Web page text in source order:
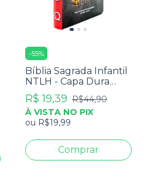
-55%
Bíblia Sagrada Infantil
NTLH - Capa Dura
Leão Cinza
R$ 19,39 R$44,90
À VISTA NO PIX
ou R$19,99